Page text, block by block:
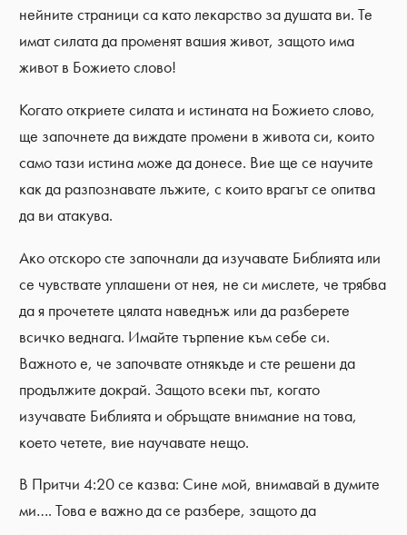
нейните страници са като лекарство за душата ви. Те
имат силата да променят вашия живот, защото има
живот в Божието слово!
Когато откриете силата и истината на Божието слово,
ще започнете да виждате промени в живота си, които
само тази истина може да донесе. Вие ще се научите
как да разпознавате лъжите, с които врагът се опитва
да ви атакува.
Ако отскоро сте започнали да изучавате Библията или
се чувствате уплашени от нея, не си мислете, че трябва
да я прочетете цялата наведнъж или да разберете
всичко веднага. Имайте търпение към себе си.
Важното е, че започвате отнякъде и сте решени да
продължите докрай. Защото всеки път, когато
изучавате Библията и обръщате внимание на това,
което четете, вие научавате нещо.
В Притчи 4:20 се казва: Сине мой, внимавай в думите
ми…. Това е важно да се разбере, защото да